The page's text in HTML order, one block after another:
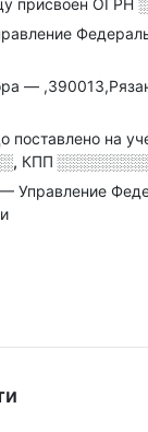
присвоен ОГРН
—
поставлено на
КПП
Управление